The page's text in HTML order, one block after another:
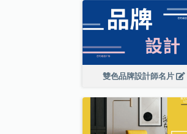
雙色品牌設計師名片